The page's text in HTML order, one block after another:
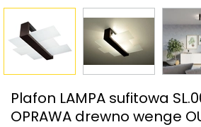
Plafon LAMPA sufitowa
OPRAWA drewno wenge